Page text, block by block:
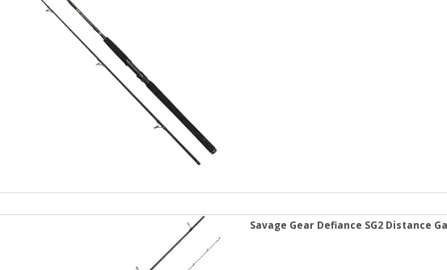
Savage Gear Defiance SG2 Distance